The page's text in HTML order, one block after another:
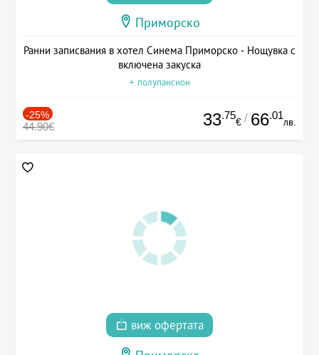
Приморско
Ранни записвания в хотел Синема Приморско - Нощувка с
включена закуска
+ полупансион
-25%
44.90€ 33.75
€ / 66.01
лв.
виж офертата